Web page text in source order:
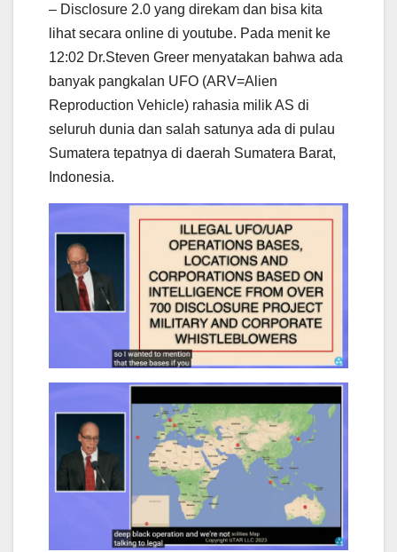
– Disclosure 2.0 yang direkam dan bisa kita
lihat secara online di youtube. Pada menit ke
12:02 Dr.Steven Greer menyatakan bahwa ada
banyak pangkalan UFO (ARV=Alien
Reproduction Vehicle) rahasia milik AS di
seluruh dunia dan salah satunya ada di pulau
Sumatera tepatnya di daerah Sumatera Barat,
Indonesia.